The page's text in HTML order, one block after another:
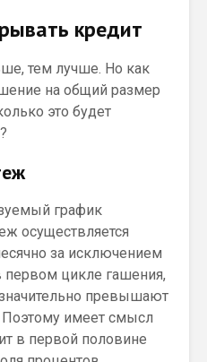
кредит
тем лучше. Но как
на общий размер
это будет
график
осуществляется
за исключением
первом цикле гашения,
превышают
имеет смысл
в первой половине